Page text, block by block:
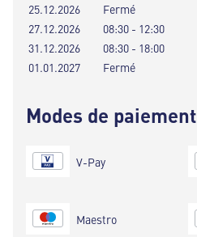
25.12.2026
Fermé
27.12.2026
08:30 - 12:30
31.12.2026
08:30 - 18:00
01.01.2027
Fermé
Modes de paiement
V-Pay
Maestro